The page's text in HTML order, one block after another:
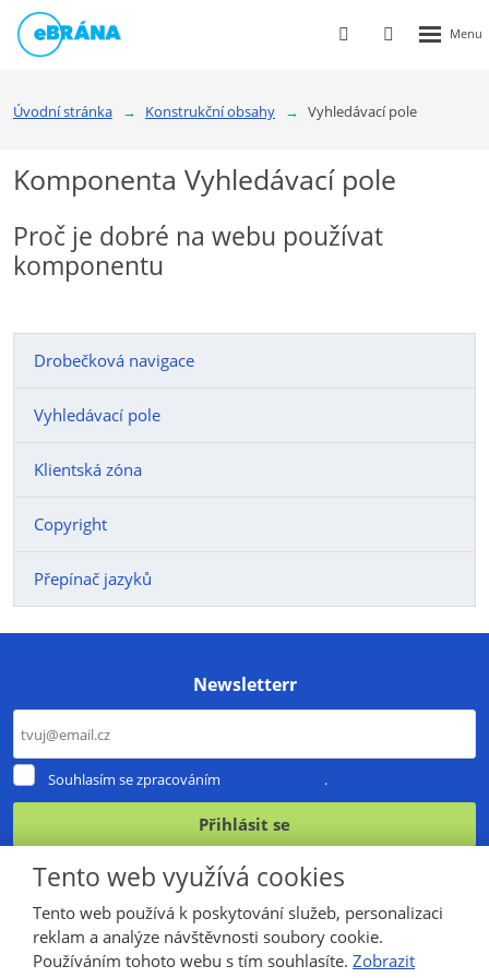
Vyhledávání
Přihlášení
zóny
Úvodní stránka Konstrukční obsahy Vyhledávací pole
Komponenta Vyhledávací pole
Proč je dobré na webu používat
komponentu
Drobečková navigace
Vyhledávací pole
Klientská zóna
Copyright
Přepínač jazyků
Newsletterr
Souhlasím
údajů.
Souhlasím se zpracováním .
Přihlásit se
Formulář
nepodařilo
odeslat.
© 2026, vytvořila eBRÁNA s.r.o.
Tento web využívá cookies
Tento web používá k poskytování služeb, personalizaci
reklam a analýze návštěvnosti soubory cookie.
Používáním tohoto webu s tím souhlasíte. Zobrazit